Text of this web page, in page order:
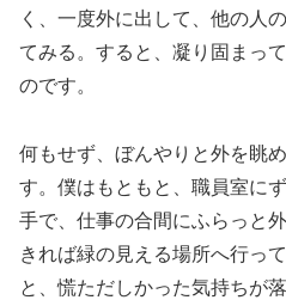
く、一度外に出して、他の人
てみる。すると、凝り固まっ
のです。
何もせず、ぼんやりと外を眺
す。僕はもともと、職員室に
手で、仕事の合間にふらっと
きれば緑の見える場所へ行っ
と、慌ただしかった気持ちが